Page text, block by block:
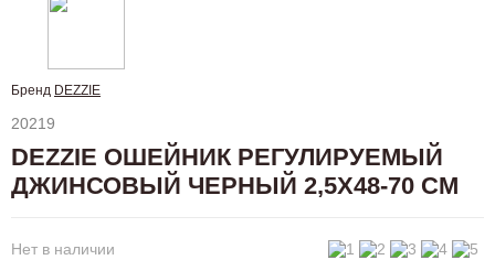
Бренд DEZZIE
20219
DEZZIE ОШЕЙНИК РЕГУЛИРУЕМЫЙ
ДЖИНСОВЫЙ ЧЕРНЫЙ 2,5X48-70 СМ
Нет в наличии